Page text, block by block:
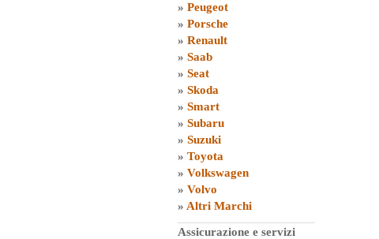
» Peugeot
» Porsche
» Renault
» Saab
» Seat
» Skoda
» Smart
» Subaru
» Suzuki
» Toyota
» Volkswagen
» Volvo
» Altri Marchi
Assicurazione e servizi